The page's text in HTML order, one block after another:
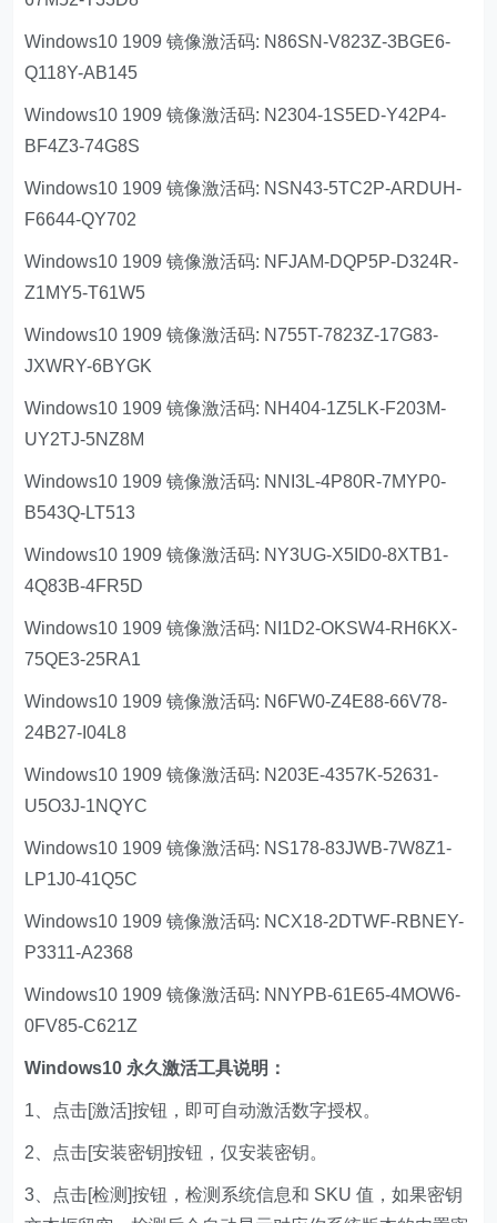
Windows10 1909 镜像激活码: N86SN-V823Z-3BGE6-
Q118Y-AB145
Windows10 1909 镜像激活码: N2304-1S5ED-Y42P4-
BF4Z3-74G8S
Windows10 1909 镜像激活码: NSN43-5TC2P-ARDUH-
F6644-QY702
Windows10 1909 镜像激活码: NFJAM-DQP5P-D324R-
Z1MY5-T61W5
Windows10 1909 镜像激活码: N755T-7823Z-17G83-
JXWRY-6BYGK
Windows10 1909 镜像激活码: NH404-1Z5LK-F203M-
UY2TJ-5NZ8M
Windows10 1909 镜像激活码: NNI3L-4P80R-7MYP0-
B543Q-LT513
Windows10 1909 镜像激活码: NY3UG-X5ID0-8XTB1-
4Q83B-4FR5D
Windows10 1909 镜像激活码: NI1D2-OKSW4-RH6KX-
75QE3-25RA1
Windows10 1909 镜像激活码: N6FW0-Z4E88-66V78-
24B27-I04L8
Windows10 1909 镜像激活码: N203E-4357K-52631-
U5O3J-1NQYC
Windows10 1909 镜像激活码: NS178-83JWB-7W8Z1-
LP1J0-41Q5C
Windows10 1909 镜像激活码: NCX18-2DTWF-RBNEY-
P3311-A2368
Windows10 1909 镜像激活码: NNYPB-61E65-4MOW6-
0FV85-C621Z
Windows10 永久激活工具说明：
1、点击[激活]按钮，即可自动激活数字授权。
2、点击[安装密钥]按钮，仅安装密钥。
3、点击[检测]按钮，检测系统信息和 SKU 值，如果密钥